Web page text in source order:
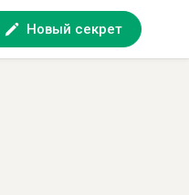
Новый секрет